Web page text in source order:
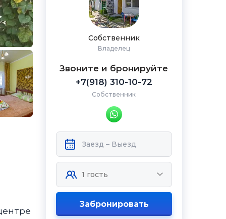
Собственник
Владелец
Звоните и бронируйте
+7(918) 310-10-72
Собственник
Забронировать